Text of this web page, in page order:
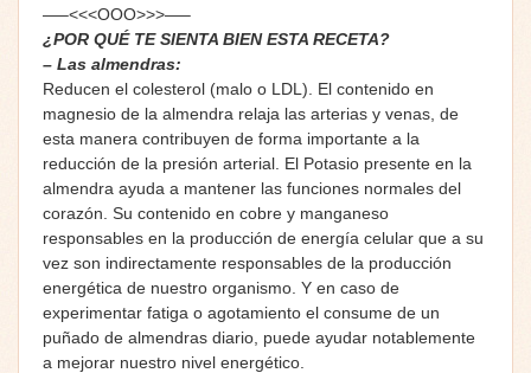
—–<<<OOO>>>—–
¿POR QUÉ TE SIENTA BIEN ESTA RECETA?
– Las almendras:
Reducen el colesterol (malo o LDL). El contenido en
magnesio de la almendra relaja las arterias y venas, de
esta manera contribuyen de forma importante a la
reducción de la presión arterial. El Potasio presente en la
almendra ayuda a mantener las funciones normales del
corazón. Su contenido en cobre y manganeso
responsables en la producción de energía celular que a su
vez son indirectamente responsables de la producción
energética de nuestro organismo. Y en caso de
experimentar fatiga o agotamiento el consume de un
puñado de almendras diario, puede ayudar notablemente
a mejorar nuestro nivel energético.